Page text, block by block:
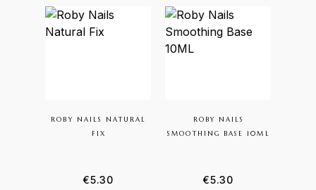
ROBY NAILS NATURAL
FIX
€5.30
ROBY NAILS
SMOOTHING BASE 10ML
€5.30